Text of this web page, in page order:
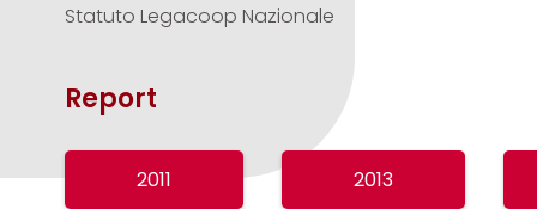
Statuto Legacoop Nazionale
Report
2011 2013